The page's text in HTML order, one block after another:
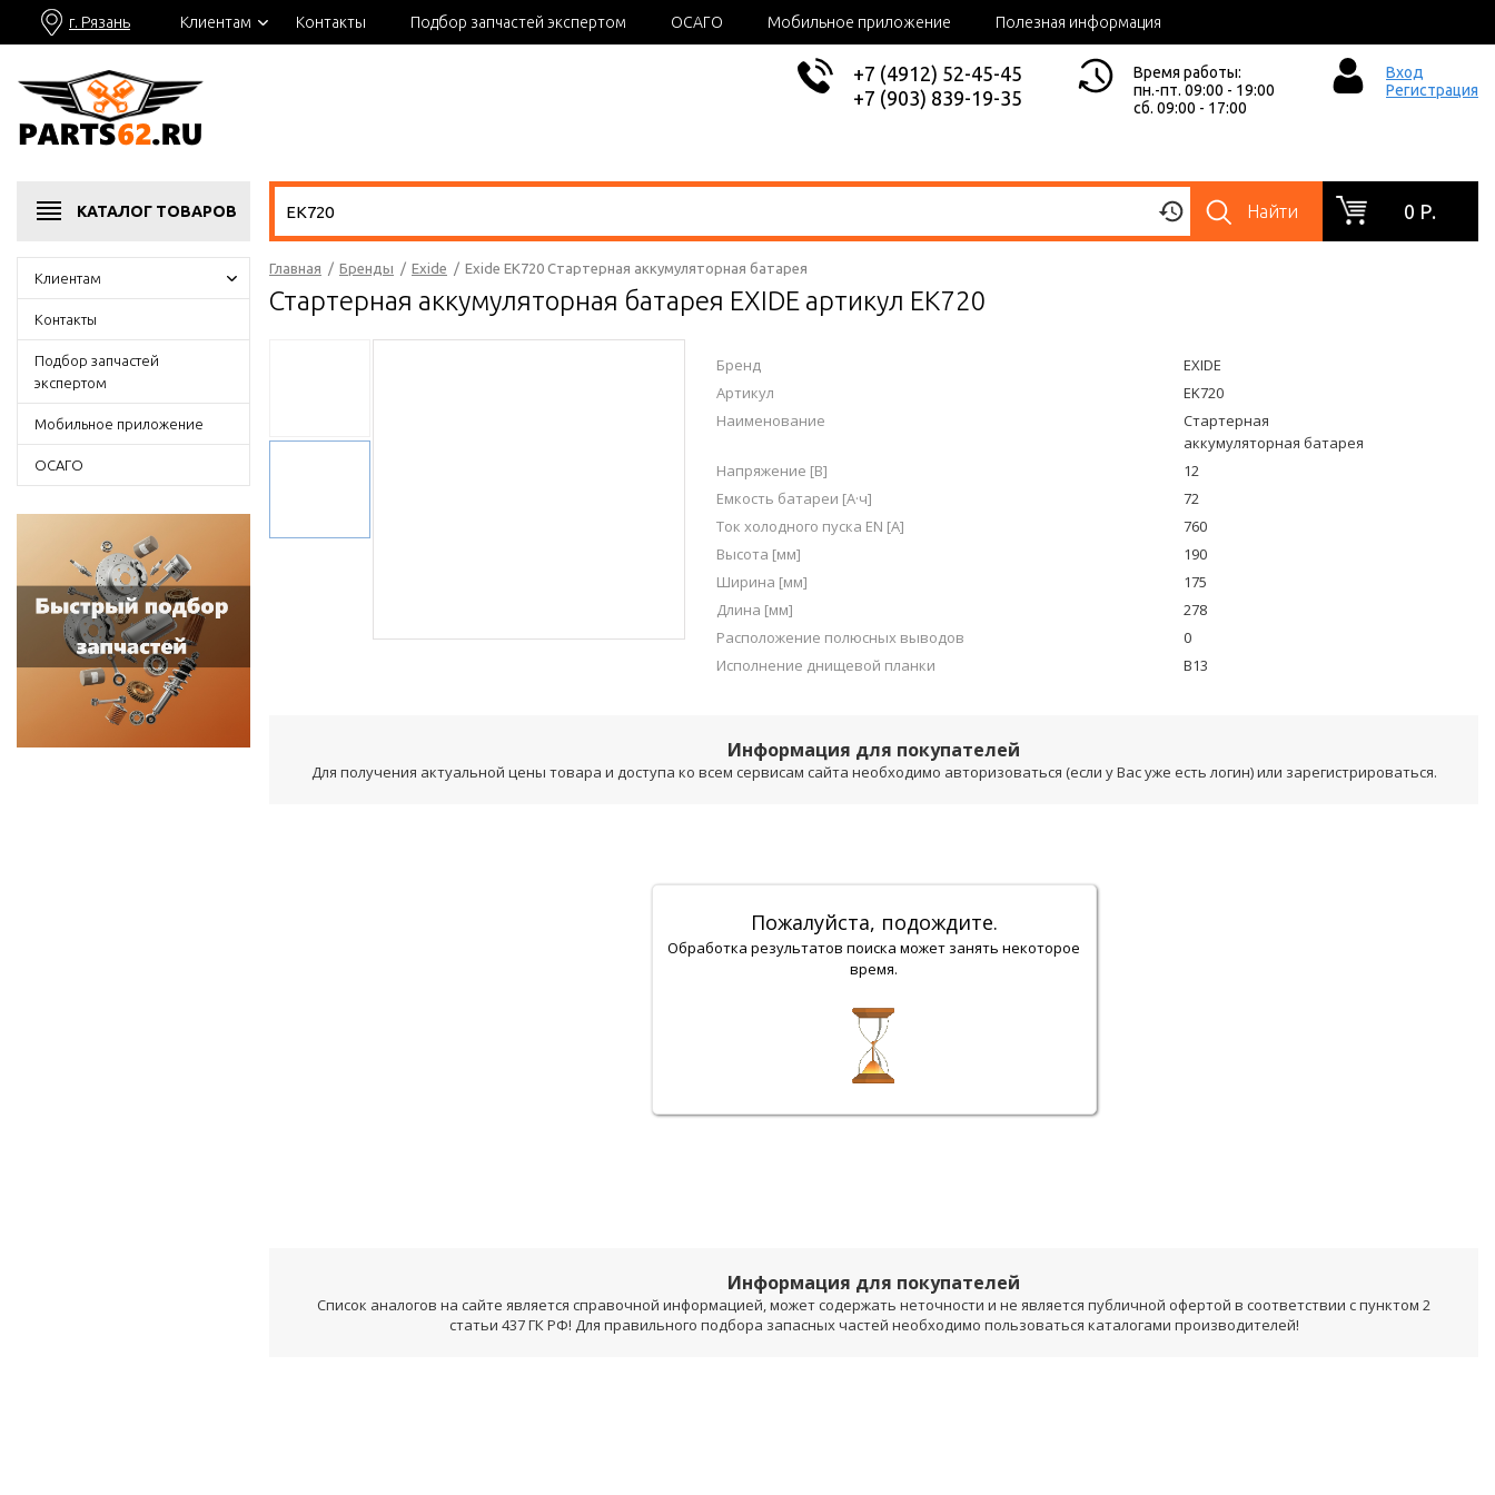
г. Рязань Клиентам Контакты Подбор запчастей экспертом ОСАГО Мобильное приложение Полезная информация
+7 (4912) 52-45-45
+7 (903) 839-19-35
Время работы:
пн.-пт. 09:00 - 19:00
сб. 09:00 - 17:00
Вход
Регистрация
КАТАЛОГ ТОВАРОВ Найти 0 Р.
Клиентам
Контакты
Подбор запчастей
экспертом
Мобильное приложение
ОСАГО
Главная / Бренды / Exide / Exide EK720 Стартерная аккумуляторная батарея
Стартерная аккумуляторная батарея EXIDE артикул EK720
Бренд
EXIDE
Артикул
EK720
Наименование
Стартерная
аккумуляторная батарея
Напряжение [В]
12
Емкость батареи [А·ч]
72
Ток холодного пуска EN [A]
760
Высота [мм]
190
Ширина [мм]
175
Длина [мм]
278
Расположение полюсных выводов
0
Исполнение днищевой планки
B13
Информация для покупателей
Для получения актуальной цены товара и доступа ко всем сервисам сайта необходимо авторизоваться (если у Вас уже есть логин) или зарегистрироваться.
Пожалуйста, подождите.
Обработка результатов поиска может занять некоторое
время.
Информация для покупателей
Список аналогов на сайте является справочной информацией, может содержать неточности и не является публичной офертой в соответствии с пунктом 2
статьи 437 ГК РФ! Для правильного подбора запасных частей необходимо пользоваться каталогами производителей!